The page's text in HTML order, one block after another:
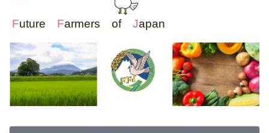
Future Farmers of Japan